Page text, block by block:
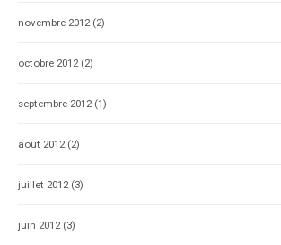
novembre 2012(2)
octobre 2012(2)
septembre 2012(1)
août 2012(2)
juillet 2012(3)
juin 2012(3)